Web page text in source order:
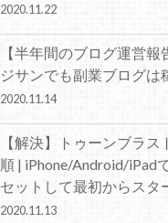
2020.11.22
【半年間のブログ運営報
ジサンでも副業ブログは
2020.11.14
【解決】トゥーンブラ
順 | iPhone/Android/iPad
セットして最初からスタ
2020.11.13